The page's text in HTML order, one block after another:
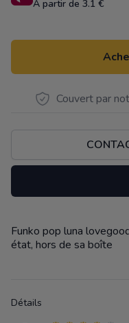
À partir de 3.1 €
Couvert par
Description
Funko pop luna
état, hors de sa boîte
Détails